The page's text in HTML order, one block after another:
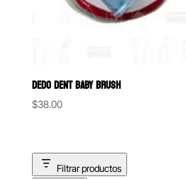
DEDO DENT BABY BRUSH
$38.00
Filtrar productos